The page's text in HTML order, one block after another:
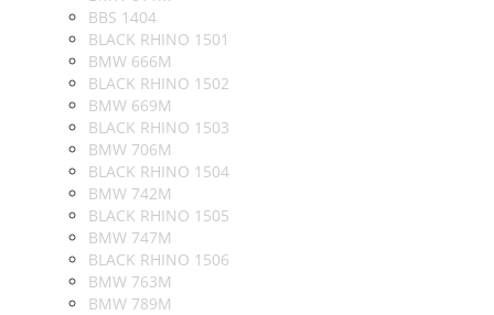
BBS 1404
BLACK RHINO 1501
BMW 666M
BLACK RHINO 1502
BMW 669M
BLACK RHINO 1503
BMW 706M
BLACK RHINO 1504
BMW 742M
BLACK RHINO 1505
BMW 747M
BLACK RHINO 1506
BMW 763M
BMW 789M